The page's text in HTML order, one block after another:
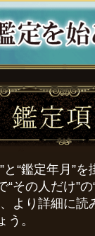
と“鑑定年月”
“その人だけ”
より詳細に読
う。